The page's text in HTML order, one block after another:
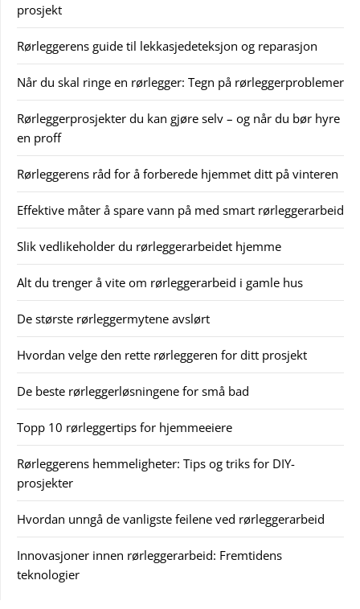
prosjekt
Rørleggerens guide til lekkasjedeteksjon og reparasjon
Når du skal ringe en rørlegger: Tegn på rørleggerproblemer
Rørleggerprosjekter du kan gjøre selv – og når du bør hyre
en proff
Rørleggerens råd for å forberede hjemmet ditt på vinteren
Effektive måter å spare vann på med smart rørleggerarbeid
Slik vedlikeholder du rørleggerarbeidet hjemme
Alt du trenger å vite om rørleggerarbeid i gamle hus
De største rørleggermytene avslørt
Hvordan velge den rette rørleggeren for ditt prosjekt
De beste rørleggerløsningene for små bad
Topp 10 rørleggertips for hjemmeeiere
Rørleggerens hemmeligheter: Tips og triks for DIY-
prosjekter
Hvordan unngå de vanligste feilene ved rørleggerarbeid
Innovasjoner innen rørleggerarbeid: Fremtidens
teknologier